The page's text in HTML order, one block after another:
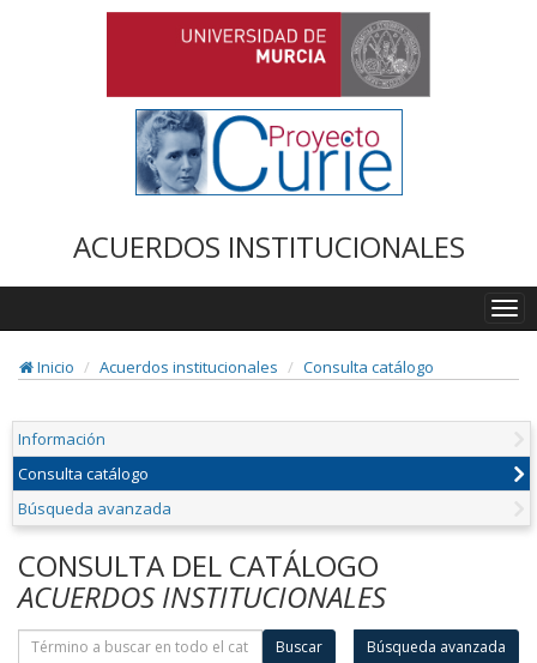
ACUERDOS INSTITUCIONALES
Inicio
Acuerdos institucionales Consulta catálogo
Información
Consulta catálogo
Búsqueda avanzada
CONSULTA DEL CATÁLOGO
ACUERDOS INSTITUCIONALES
Buscar Búsqueda avanzada